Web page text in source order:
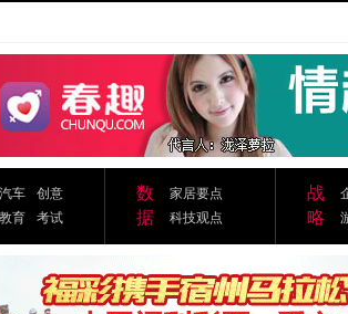
汽车
创意
教育
考试
数
据
家居要点
科技观点
战
略